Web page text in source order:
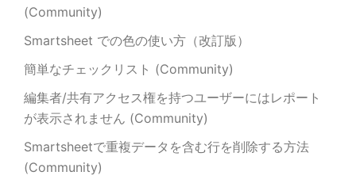
(Community)
Smartsheet での色の使い方（改訂版）
簡単なチェックリスト (Community)
編集者/共有アクセス権を持つユーザーにはレポート
が表示されません (Community)
Smartsheetで重複データを含む行を削除する方法
(Community)